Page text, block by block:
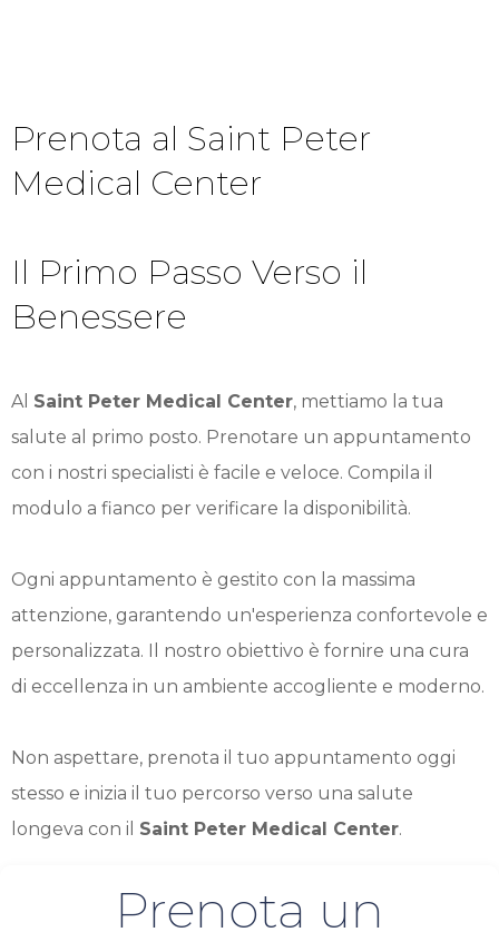
Prenota al Saint Peter
Medical Center
Il Primo Passo Verso il
Benessere
Al Saint Peter Medical Center, mettiamo la tua
salute al primo posto. Prenotare un appuntamento
con i nostri specialisti è facile e veloce. Compila il
modulo a fianco per verificare la disponibilità.
Ogni appuntamento è gestito con la massima
attenzione, garantendo un'esperienza confortevole e
personalizzata. Il nostro obiettivo è fornire una cura
di eccellenza in un ambiente accogliente e moderno.
Non aspettare, prenota il tuo appuntamento oggi
stesso e inizia il tuo percorso verso una salute
longeva con il Saint Peter Medical Center.
Prenota un